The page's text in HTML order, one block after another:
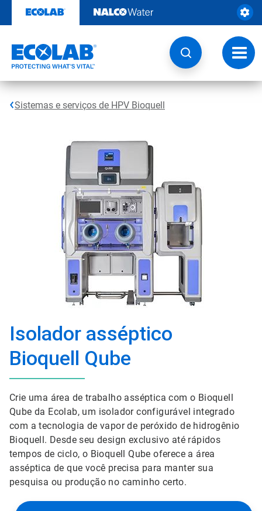
o
Sistemas e serviços de HPV Bioquell
Isolador asséptico
Bioquell Qube
Crie uma área de trabalho asséptica com o Bioquell
Qube da Ecolab, um isolador configurável integrado
com a tecnologia de vapor de peróxido de hidrogênio
Bioquell. Desde seu design exclusivo até rápidos
tempos de ciclo, o Bioquell Qube oferece a área
asséptica de que você precisa para manter sua
pesquisa ou produção no caminho certo.